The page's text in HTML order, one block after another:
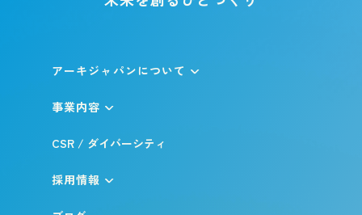
アーキジャパンについて
事業内容
CSR / ダイバーシティ
採用情報